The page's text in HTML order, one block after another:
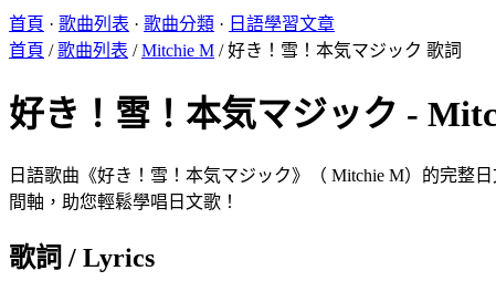
首頁 · 歌曲列表 · 歌曲分類 · 日語學習文章
首頁 /歌曲列表 /Mitchie M /好き！雪！本気マジック 歌詞
好き！雪！本気マジック -
日語歌曲《好き！雪！本気マジック》（ Mitchie M）的完整
間軸，助您輕鬆學唱日文歌！
歌詞 / Lyrics